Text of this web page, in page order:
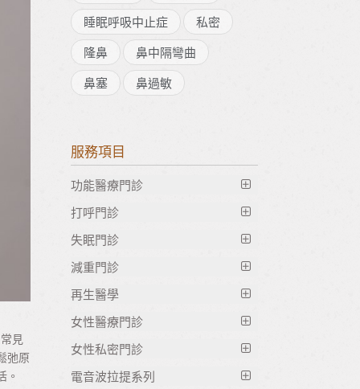
見
弛原
。
睡眠呼吸中止症
私密
隆鼻
鼻中隔彎曲
鼻塞
鼻過敏
服務項目
功能醫療門診
打呼門診
止鼾雷射治療｜Fotona NightLase 隔
空止鼾新科技 台灣止鼾權威 國際止
期鼻塞，不用開刀、恢復期短
精緻鼻中隔彎曲矯正手術｜改善鼻塞
與呼吸不順的微創治療選擇
失眠門診
大腦排毒｜清除壓力腦霧，改善睡眠
品質
大腦情緒黑洞｜是失眠還是潛在憂
太空好眠計畫｜重啟深層睡眠的體驗
式療法
減重門診
減重諮商
全方位減脂套餐
GE224項急慢性 過敏原檢測
【台北生酮門診】林晏君醫師
再生醫學
外泌體是什麼？｜肌膚修復新趨勢，
一篇搞懂外泌體功效
AROUSE雷射生髮帽｜每日10分鐘，
女性醫療門診
女性私密門診
Viveve薇薇電波｜女性專屬私密電波-
電音波拉提系列